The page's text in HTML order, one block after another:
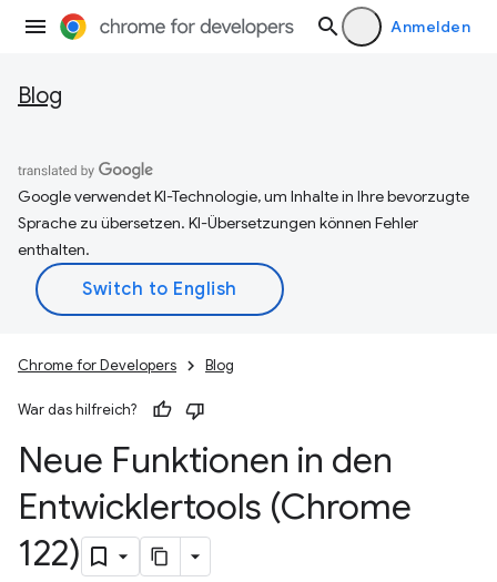
Anmelden
Blog
Google verwendet KI-Technologie, um Inhalte in Ihre bevorzugte
Sprache zu übersetzen. KI-Übersetzungen können Fehler
enthalten.
Chrome for Developers Blog
War das hilfreich?
Neue Funktionen in den
Entwicklertools (Chrome
122)